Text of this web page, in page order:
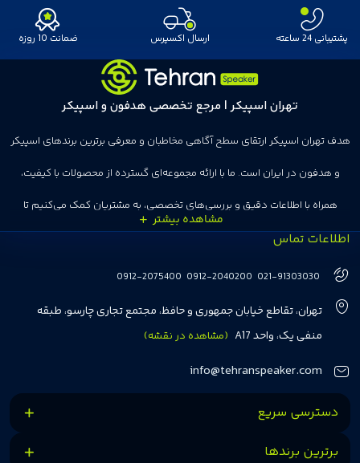
پشتیبانی 24 ساعته ارسال اکسپرس ضمانت 10 روزه
تهران اسپیکر | مرجع تخصصی هدفون و اسپیکر
هدف تهران اسپیکر ارتقای سطح آگاهی مخاطبان و معرفی برترین برندهای اسپیکر
و هدفون در ایران است. ما با ارائه مجموعه‌ای گسترده از محصولات با کیفیت،
همراه با اطلاعات دقیق و بررسی‌های تخصصی، به مشتریان کمک می‌کنیم تا
انتخاب‌های درست و هوشمندانه‌ای داشته باشند. تهران اسپیکر با تجربه‌ای بیش از
هفت سال در این زمینه، بر ایجاد تجربه خریدی آسان، سریع و مطمئن تمرکز دارد تا
مشتریان بتوانند با خیالی آسوده از انتخاب خود لذت ببرند. ما به رضایت و اعتماد
مشتریان اهمیت می‌دهیم و همواره در تلاشیم تا بهترین‌ها را برای آن‌ها فراهم
کنیم.
اطلاعات تماس
021-91303030
0912-2040200
0912-2075400
تهران، تقاطع خیابان جمهوری و حافظ، مجتمع تجاری چارسو، طبقه
منفی یک، واحد A17
(مشاهده در نقشه)
info@tehranspeaker.com
دسترسی سریع
برترین برندها